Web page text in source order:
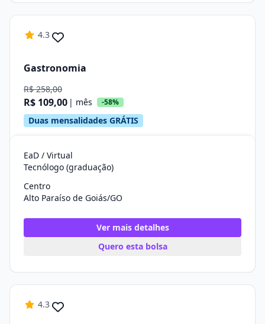
4.3
Gastronomia
R$ 258,00
R$ 109,00 | mês -58%
Duas mensalidades GRÁTIS
EaD / Virtual
Tecnólogo (graduação)
Centro
Alto Paraíso de Goiás/GO
Ver mais detalhes
Quero esta bolsa
4.3